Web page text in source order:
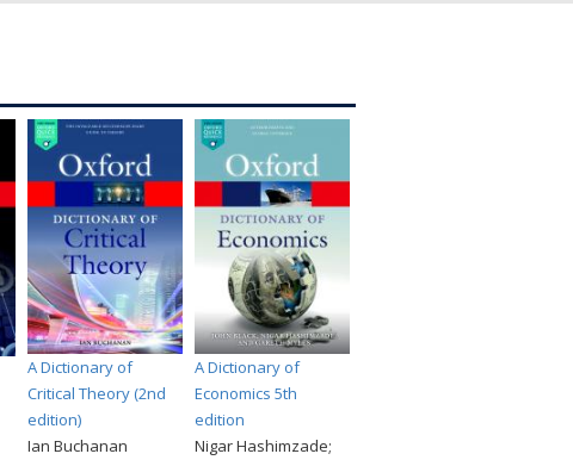
A Dictionary of
Critical Theory (2nd
edition)
Ian Buchanan
A Dictionary of
Economics 5th
edition
Nigar Hashimzade;